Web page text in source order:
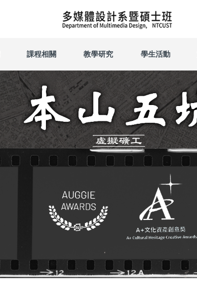
課程相關 教學研究 學生活動